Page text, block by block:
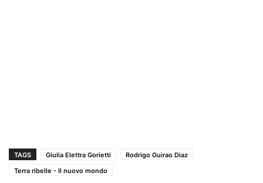
TAGS Giulia Elettra Gorietti
Rodrigo Guirao Diaz
Terra ribelle - Il nuovo mondo